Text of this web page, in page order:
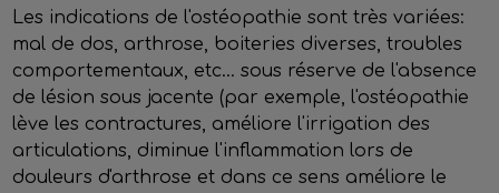
Les indications de l'ostéopathie sont très variées:
mal de dos, arthrose, boiteries diverses, troubles
comportementaux, etc... sous réserve de l'absence
de lésion sous jacente (par exemple, l'ostéopathie
lève les contractures, améliore l'irrigation des
articulations, diminue l'inflammation lors de
douleurs d'arthrose et dans ce sens améliore le